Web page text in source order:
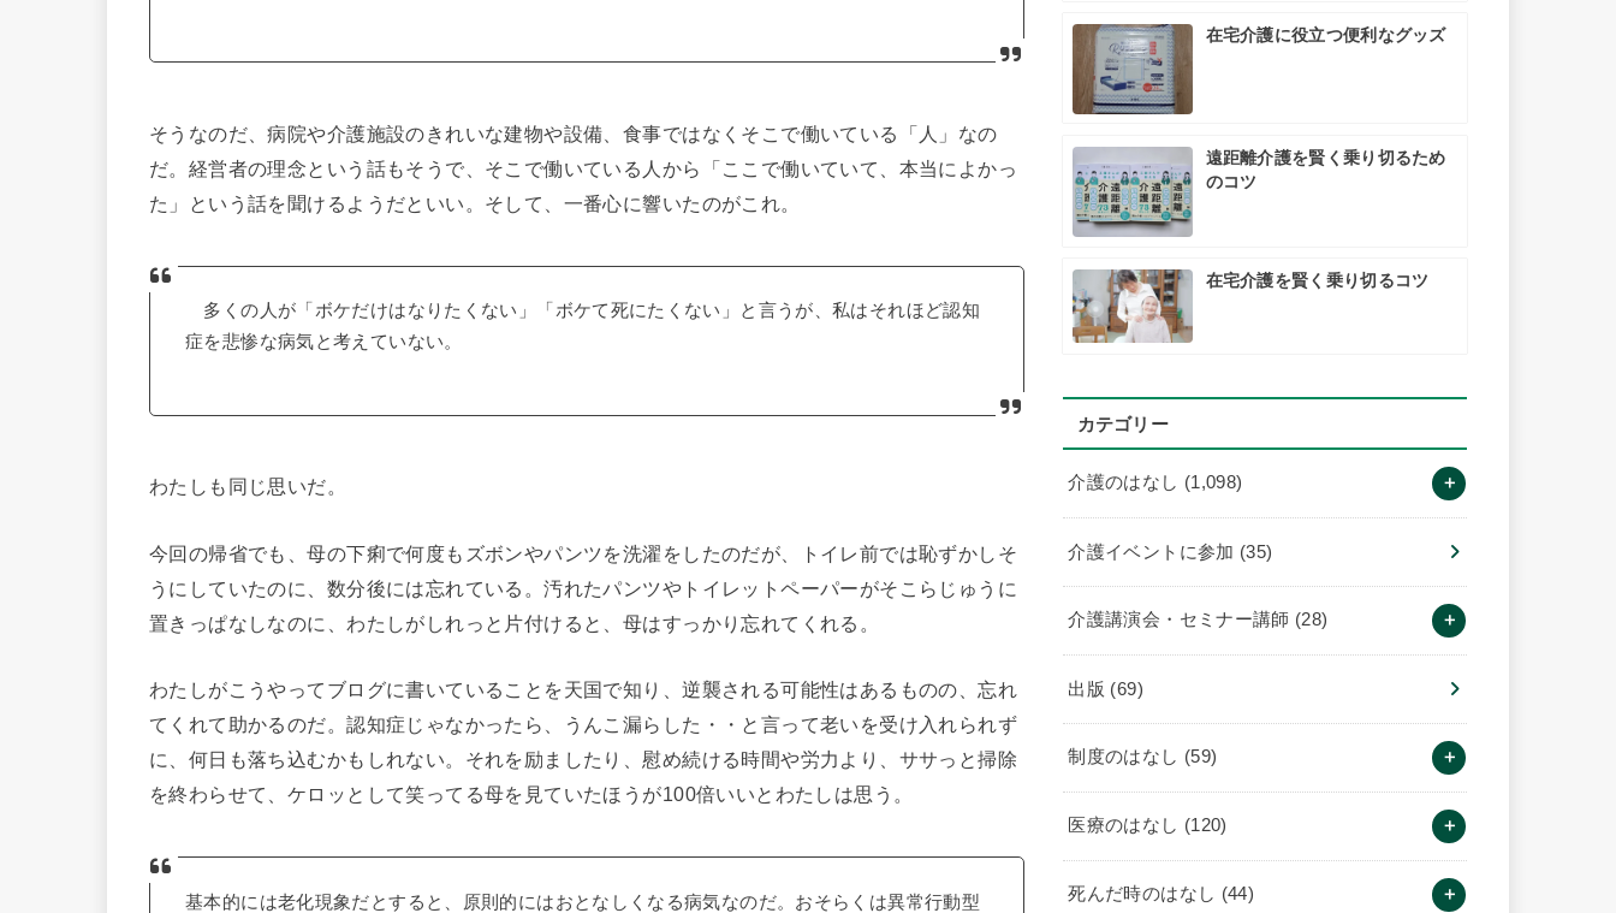
そうなのだ、病院や介護施設のきれいな建物や設備、食事ではなくそこで働いている「人」なの
だ。経営者の理念という話もそうで、そこで働いている人から「ここで働いていて、本当によかっ
た」という話を聞けるようだといい。そして、一番心に響いたのがこれ。
多くの人が「ボケだけはなりたくない」「ボケて死にたくない」と言うが、私はそれほど認知
症を悲惨な病気と考えていない。
わたしも同じ思いだ。
今回の帰省でも、母の下痢で何度もズボンやパンツを洗濯をしたのだが、トイレ前では恥ずかしそ
うにしていたのに、数分後には忘れている。汚れたパンツやトイレットペーパーがそこらじゅうに
置きっぱなしなのに、わたしがしれっと片付けると、母はすっかり忘れてくれる。
わたしがこうやってブログに書いていることを天国で知り、逆襲される可能性はあるものの、忘れ
てくれて助かるのだ。認知症じゃなかったら、うんこ漏らした・・と言って老いを受け入れられず
に、何日も落ち込むかもしれない。それを励ましたり、慰め続ける時間や労力より、ササっと掃除
を終わらせて、ケロッとして笑ってる母を見ていたほうが100倍いいとわたしは思う。
基本的には老化現象だとすると、原則的にはおとなしくなる病気なのだ。おそらくは異常行動型
在宅介護に役立つ便利なグッズ
遠距離介護を賢く乗り切るため
のコツ
在宅介護を賢く乗り切るコツ
カテゴリー
介護のはなし (1,098)
介護イベントに参加 (35)
介護講演会・セミナー講師 (28)
出版 (69)
制度のはなし (59)
医療のはなし (120)
死んだ時のはなし (44)